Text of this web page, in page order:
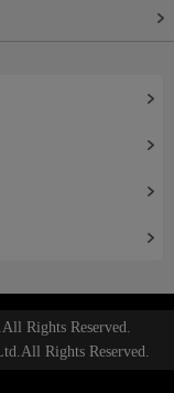
Rights Reserved.
Rights Reserved.